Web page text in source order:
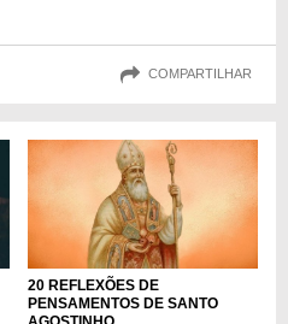
COMPARTILHAR
20 REFLEXÕES DE
PENSAMENTOS DE SANTO